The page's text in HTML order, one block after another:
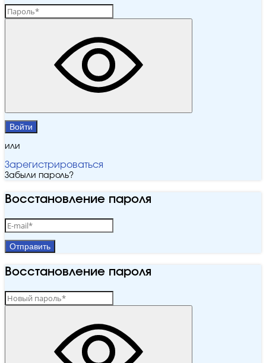
Войти
или
Зарегистрироваться
Забыли пароль?
Восстановление пароля
Отправить
Восстановление пароля